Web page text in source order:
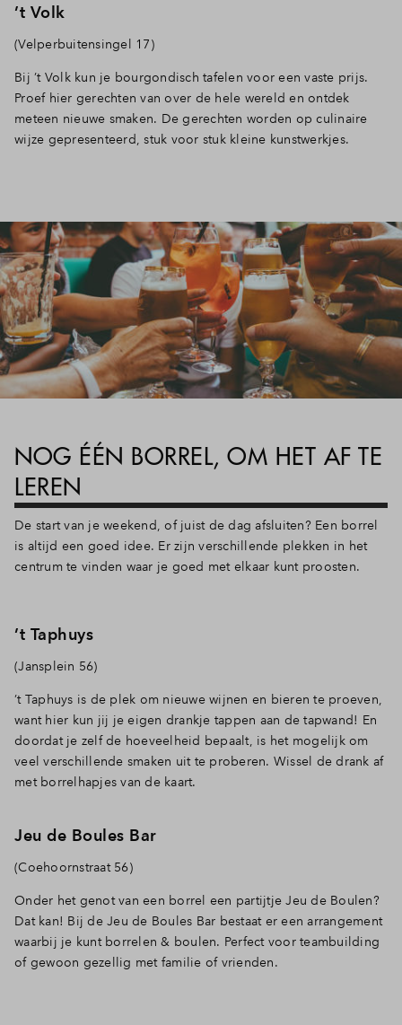
’t Volk
(Velperbuitensingel 17)
Bij ’t Volk kun je bourgondisch tafelen voor een vaste prijs.
Proef hier gerechten van over de hele wereld en ontdek
meteen nieuwe smaken. De gerechten worden op culinaire
wijze gepresenteerd, stuk voor stuk kleine kunstwerkjes.
NOG ÉÉN BORREL, OM HET AF TE
LEREN
De start van je weekend, of juist de dag afsluiten? Een borrel
is altijd een goed idee. Er zijn verschillende plekken in het
centrum te vinden waar je goed met elkaar kunt proosten.
’t Taphuys
(Jansplein 56)
’t Taphuys is de plek om nieuwe wijnen en bieren te proeven,
want hier kun jij je eigen drankje tappen aan de tapwand! En
doordat je zelf de hoeveelheid bepaalt, is het mogelijk om
veel verschillende smaken uit te proberen. Wissel de drank af
met borrelhapjes van de kaart.
Jeu de Boules Bar
(Coehoornstraat 56)
Onder het genot van een borrel een partijtje Jeu de Boulen?
Dat kan! Bij de Jeu de Boules Bar bestaat er een arrangement
waarbij je kunt borrelen & boulen. Perfect voor teambuilding
of gewoon gezellig met familie of vrienden.